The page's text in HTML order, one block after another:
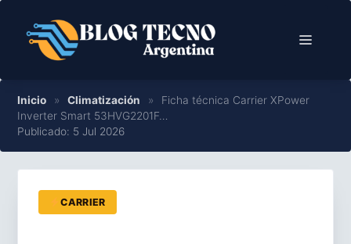
contenido
Menú
Inicio » Climatización »
Ficha técnica Carrier XPower
Inverter Smart 53HVG2201F…
Publicado: 5 Jul 2026
CARRIER